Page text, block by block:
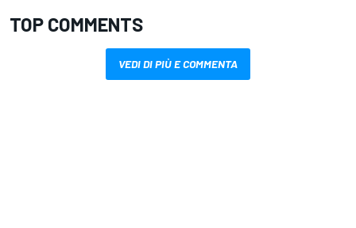
TOP COMMENTS
VEDI DI PIÙ E COMMENTA